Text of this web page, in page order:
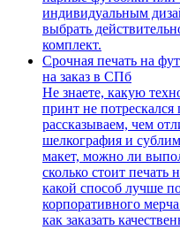
индивидуальным
выбрать
комплект.
Срочная печать на
на заказ в СПб
Не знаете, какую
принт не потрескался
рассказываем, чем
шелкография и
макет, можно ли
сколько стоит
какой способ лучше
корпоративного
как заказать